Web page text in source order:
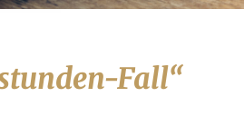
Fall“